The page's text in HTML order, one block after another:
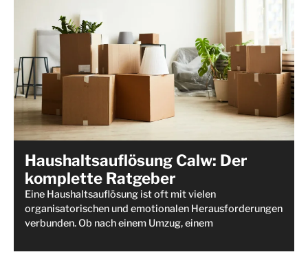
Haushaltsauflösung Calw: Der
komplette Ratgeber
Eine Haushaltsauflösung ist oft mit vielen
organisatorischen und emotionalen Herausforderungen
verbunden. Ob nach einem Umzug, einem